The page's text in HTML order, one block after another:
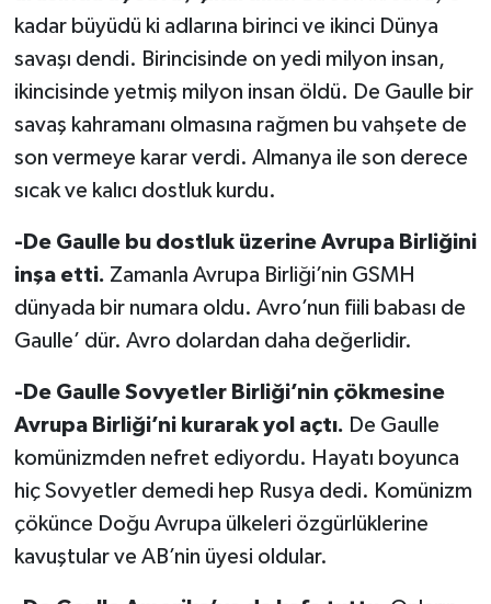
kadar büyüdü ki adlarına birinci ve ikinci Dünya
savaşı dendi. Birincisinde on yedi milyon insan,
ikincisinde yetmiş milyon insan öldü. De Gaulle bir
savaş kahramanı olmasına rağmen bu vahşete de
son vermeye karar verdi. Almanya ile son derece
sıcak ve kalıcı dostluk kurdu.
-De Gaulle bu dostluk üzerine Avrupa Birliğini
inşa etti. Zamanla Avrupa Birliği’nin GSMH
dünyada bir numara oldu. Avro’nun fiili babası de
Gaulle’ dür. Avro dolardan daha değerlidir.
-De Gaulle Sovyetler Birliği’nin çökmesine
Avrupa Birliği’ni kurarak yol açtı. De Gaulle
komünizmden nefret ediyordu. Hayatı boyunca
hiç Sovyetler demedi hep Rusya dedi. Komünizm
çökünce Doğu Avrupa ülkeleri özgürlüklerine
kavuştular ve AB’nin üyesi oldular.